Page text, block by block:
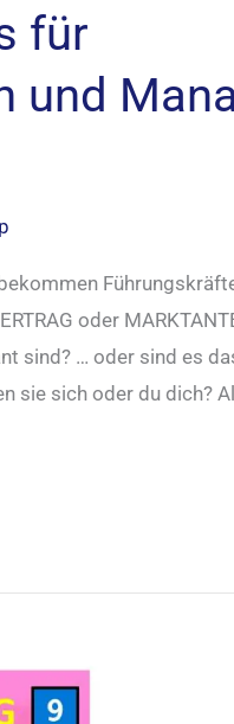
für
und
oder
sind? … oder sind es
sie sich oder du dich?